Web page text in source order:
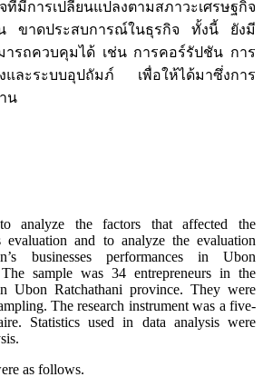
มีการเปลี่ยนแปลงตามสภาวะเศรษฐกิจ
ขาดประสบการณ์ในธุรกิจ ทั้งนี้ ยังมี
ารถควบคุมได้ เช่น การคอร์รัปชัน การ
งและระบบอุปถัมภ์ เพื่อให้ได้มาซึ่งการ
น
analyze the factors that affected the
evaluation and to analyze the evaluation
businesses performances in Ubon
sample was 34 entrepreneurs in the
Ubon Ratchathani province. They were
The research instrument was a five-
Statistics used in data analysis were
as follows.